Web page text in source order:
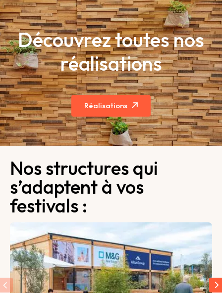
Découvrez toutes nos
réalisations
Réalisations
Nos structures qui
s’adaptent à vos
festivals :